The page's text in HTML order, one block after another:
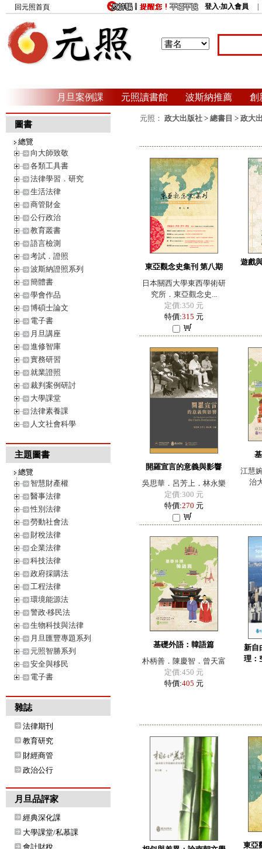
回元照首頁 登入‧加入會員
月旦案例課 元照讀書館 波斯納推薦 創
圖書
總覽
向大師致敬
各類工具書
法律學習．研究
生活法律
商管財金
公行政治
教育叢書
語言檢測
考試．證照
波斯納證照系列
簡體書
學會作品
博碩士論文
電子書
月旦講座
進修智庫
實務研習
就業證照
裁判案例研討
大學課堂
法律素養課
人文社會科學
主題圖書
總覽
智慧財產權
醫事法律
性別法律
勞動社會法
財稅法律
企業法律
科技法律
政府採購法
工程法律
環境能源法
警政‧移民法
生物科技與法律
月旦匯豐專題系列
元照智勝系列
安全與移民
電子書
雜誌
法律期刊
教育研究
財經商管
政治公行
月旦品評家
經典深化課
大學課堂/私慕課
會計財稅
元照： 政大出版社 > 總書目 > 政大
東亞觀念史集刊 第八期
日本關西大學東西學術研
究所．東亞觀念史...
定價:350 元
特價:315 元
遊戲
開羅宣言的意義與影響
吳思華．呂芳上．林永樂
定價:300 元
特價:270 元
江慧
治
基礎外語：韓語篇
朴柄善．陳慶智．曾天富
定價:450 元
特價:405 元
新自
理：
東亞